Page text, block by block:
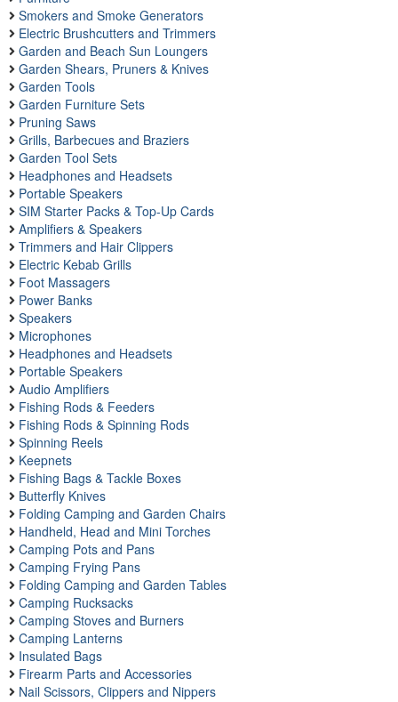
Smokers and Smoke Generators
Electric Brushcutters and Trimmers
Garden and Beach Sun Loungers
Garden Shears, Pruners & Knives
Garden Tools
Garden Furniture Sets
Pruning Saws
Grills, Barbecues and Braziers
Garden Tool Sets
Headphones and Headsets
Portable Speakers
SIM Starter Packs & Top-Up Cards
Amplifiers & Speakers
Trimmers and Hair Clippers
Electric Kebab Grills
Foot Massagers
Power Banks
Speakers
Microphones
Headphones and Headsets
Portable Speakers
Audio Amplifiers
Fishing Rods & Feeders
Fishing Rods & Spinning Rods
Spinning Reels
Keepnets
Fishing Bags & Tackle Boxes
Butterfly Knives
Folding Camping and Garden Chairs
Handheld, Head and Mini Torches
Camping Pots and Pans
Camping Frying Pans
Folding Camping and Garden Tables
Camping Rucksacks
Camping Stoves and Burners
Camping Lanterns
Insulated Bags
Firearm Parts and Accessories
Nail Scissors, Clippers and Nippers